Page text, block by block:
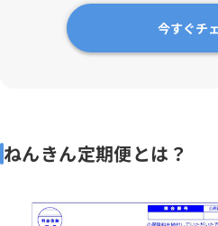
今すぐチ
ねんきん定期便とは？